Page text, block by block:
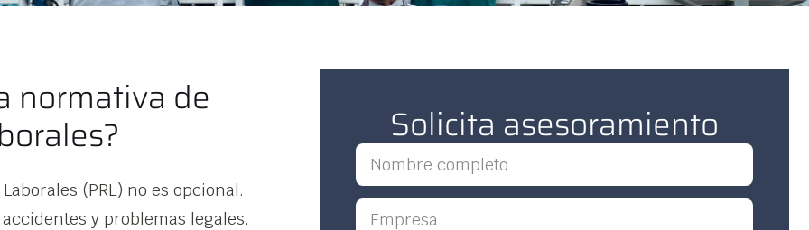
normativa de
(PRL) no es opcional.
y problemas legales.
Solicita asesoramiento